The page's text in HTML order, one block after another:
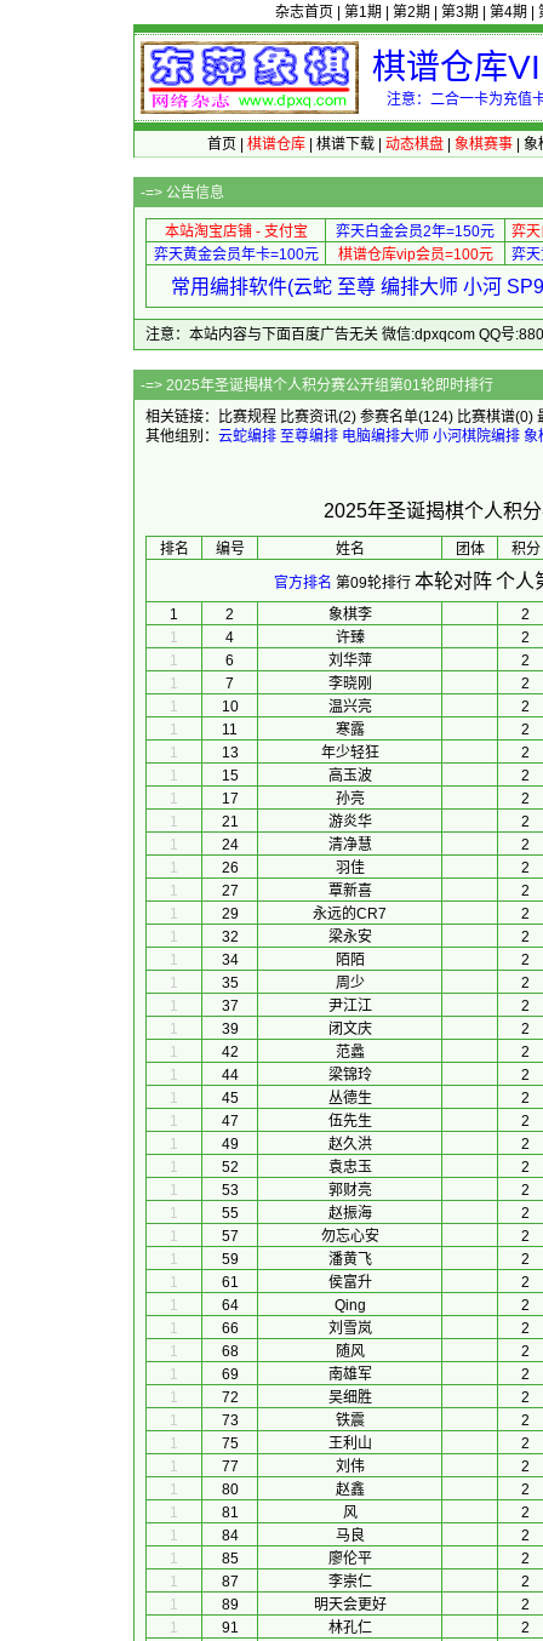
杂志首页 第1期 第2期 第3期 第4期
棋谱仓库
注意：二合一卡为充值
首页 棋谱仓库| 棋谱下载| 动态棋盘| 象棋赛事| 象
-=> 公告信息
本站淘宝店铺 - 支付宝 弈天白金会员2年=150元
弈
弈天黄金会员年卡=100元
棋谱仓库vip会员=100元 弈
常用编排软件(云蛇 至尊 编排大师 小河
注意：本站内容与下面百度广告无关 微信:dpxqcom QQ号
-=> 2025年圣诞揭棋个人积分
相关链接：
比赛规程 比赛资讯(2) 参赛名单(124) 比赛棋谱(0)
其他组别： 云蛇编排 至尊编排 电脑编排大师 小河棋院编排 象
2025年圣诞揭棋个人积
排名 编号 姓名 团体
积分
官方排名 第09轮排行 本轮对阵个人
1 2 象棋李
2
1
4 许臻
2
1
6 刘华萍
2
1
7 李晓刚
2
1
10 温兴亮
2
1
11 寒露
2
1
13 年少轻狂
2
1
15 高玉波
2
1
17 孙亮
2
1
21 游炎华
2
1
24 清净慧
2
1
26 羽佳
2
1
27 覃新喜
2
1
29 永远的CR7
2
1
32 梁永安
2
1
34 陌陌
2
1
35 周少
2
1
37 尹江江
2
1
39 闭文庆
2
1
42 范蠡
2
1
44 梁锦玲
2
1
45 丛德生
2
1
47 伍先生
2
1
49 赵久洪
2
1
52 袁忠玉
2
1
53 郭财亮
2
1
55 赵振海
2
1
57 勿忘心安
2
1
59 潘黄飞
2
1
61 侯富升
2
1
64 Qing
2
1
66 刘雪岚
2
1
68 随风
2
1
69 南雄军
2
1
72 吴细胜
2
1
73 铁震
2
1
75 王利山
2
1
77 刘伟
2
1
80 赵鑫
2
1
81 风
2
1
84 马良
2
1
85 廖伦平
2
1
87 李崇仁
2
1
89 明天会更好
2
1
91 林孔仁
2